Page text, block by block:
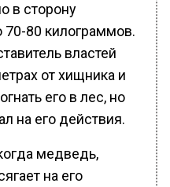
в сторону
80 килограммов.
властей
от хищника и
его в лес, но
на его действия.
медведь,
на его